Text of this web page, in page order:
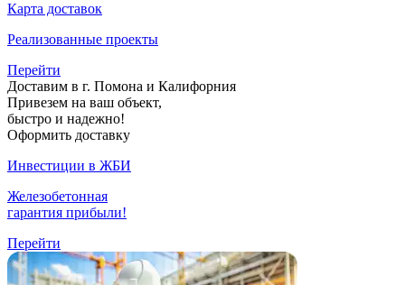
Карта доставок
Реализованные проекты
Перейти
Доставим в г. Помона и Калифорния
Привезем на ваш объект,
быстро и надежно!
Оформить доставку
Инвестиции в ЖБИ
Железобетонная
гарантия прибыли!
Перейти